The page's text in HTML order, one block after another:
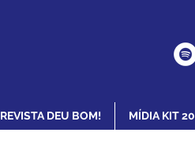
REVISTA DEU BOM! MÍDIA KIT